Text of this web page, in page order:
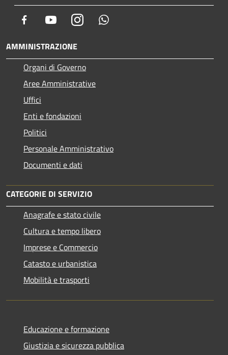
Facebook YoutubeInstagram
AMMINISTRAZIONE
Organi di Governo
Aree Amministrative
Uffici
Enti e fondazioni
Politici
Personale Amministrativo
Documenti e dati
CATEGORIE DI SERVIZIO
Anagrafe e stato civile
Cultura e tempo libero
Imprese e Commercio
Catasto e urbanistica
Mobilità e trasporti
Educazione e formazione
Giustizia e sicurezza pubblica